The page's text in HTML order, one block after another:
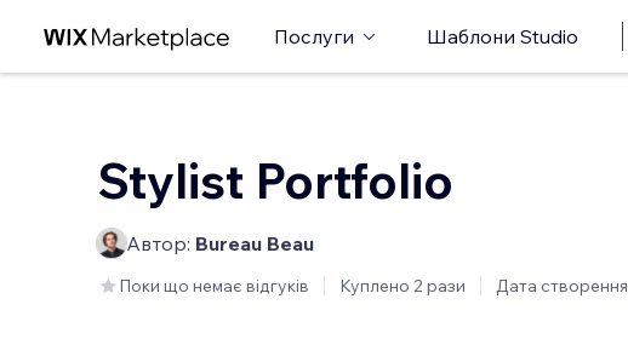
Послуги Шаблони Studio
Stylist Portfolio
Автор: Bureau Beau
Поки що немає відгуків Куплено 2 рази Дата створення